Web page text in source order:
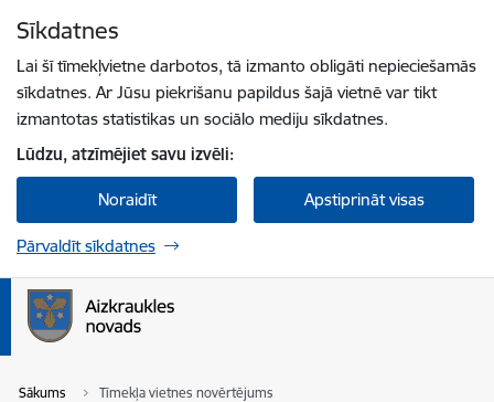
Sīkdatnes
Lai šī tīmekļvietne darbotos, tā izmanto obligāti nepieciešamās
sīkdatnes. Ar Jūsu piekrišanu papildus šajā vietnē var tikt
izmantotas statistikas un sociālo mediju sīkdatnes.
Lūdzu, atzīmējiet savu izvēli:
Noraidīt Apstiprināt visas
Pārvaldīt sīkdatnes
Sākums Tīmekļa vietnes novērtējums